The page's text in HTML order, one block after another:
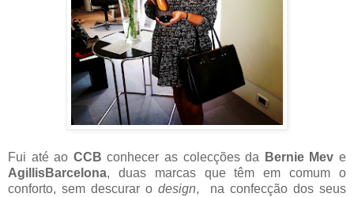
Fui até ao CCB conhecer as colecções da Bernie Mev e
AgillisBarcelona, duas marcas que têm em comum o
conforto, sem descurar o design, na confecção dos seus